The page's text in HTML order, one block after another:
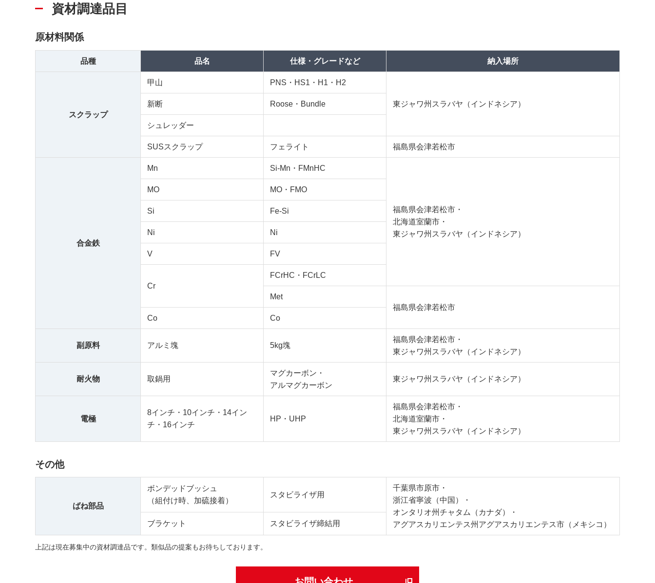
資材調達品目
原材料関係
品種 品名 仕様・グレードなど 納入場所
スクラップ
甲山 PNS・HS1・H1・H2
東ジャワ州スラバヤ（インドネシア）
新断 Roose・Bundle
シュレッダー
SUSスクラップ フェライト 福島県会津若松市
合金鉄
Mn Si-Mn・FMnHC
福島県会津若松市・
北海道室蘭市・
東ジャワ州スラバヤ（インドネシア）
MO MO・FMO
Si Fe-Si
Ni Ni
V FV
Cr
FCrHC・FCrLC
Met
福島県会津若松市
Co
Co
副原料 アルミ塊 5kg塊
福島県会津若松市・
東ジャワ州スラバヤ（インドネシア）
耐火物 取鍋用
マグカーボン・
アルマグカーボン
東ジャワ州スラバヤ（インドネシア）
電極
8インチ・10インチ・14イン
チ・16インチ
HP・UHP
福島県会津若松市・
北海道室蘭市・
東ジャワ州スラバヤ（インドネシア）
その他
ばね部品
ボンデッドブッシュ
（組付け時、加硫接着）
スタビライザ用
千葉県市原市・
浙江省寧波（中国）・
オンタリオ州チャタム（カナダ）・
アグアスカリエンテス州アグアスカリエンテス市（メキシコ）
ブラケット スタビライザ締結用
上記は現在募集中の資材調達品です。類似品の提案もお待ちしております。